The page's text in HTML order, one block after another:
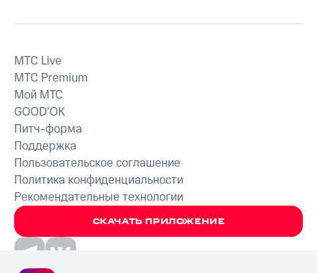
СКАЧАТЬ ПРИЛОЖЕНИЕ
MTС Live
MTС Premium
Мой МТС
GOOD’OK
Питч-форма
Поддержка
Пользовательское соглашение
Политика конфиденциальности
Рекомендательные технологии